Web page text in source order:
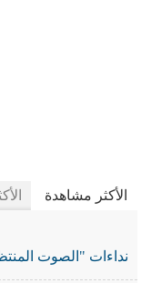
الأكثر مشاهدة
نداءات "الصوت